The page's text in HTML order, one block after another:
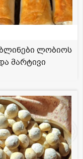
ლობიოს
მარტივი